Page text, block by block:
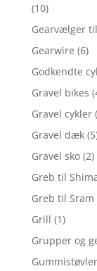
(10)
Gearvælger
Gearwire (6)
Godkendte
Gravel bikes
Gravel cykler
Gravel dæk
Gravel sko (2)
Greb til
Greb til Sram
Grill (1)
Grupper og
Gummistøvler